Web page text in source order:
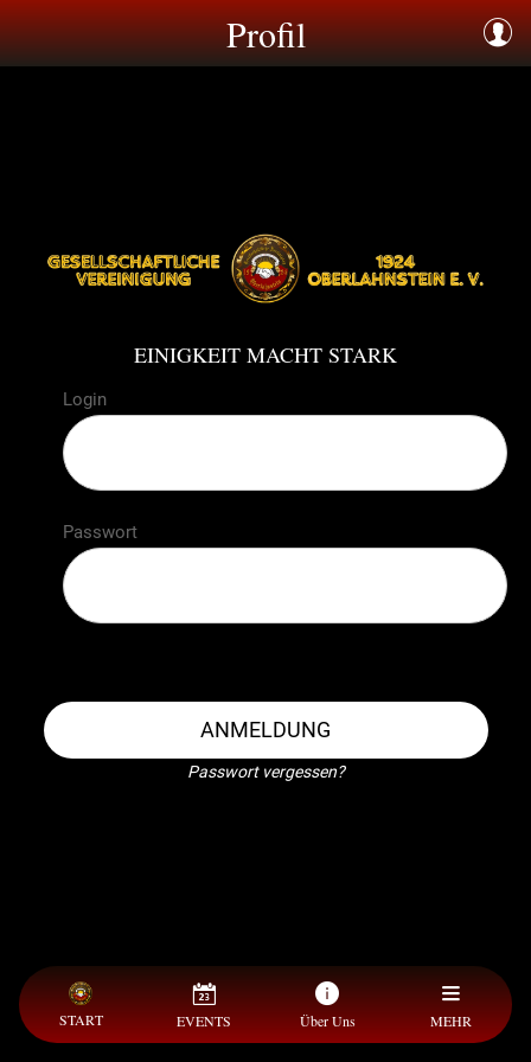
Profil
EINIGKEIT MACHT STARK
Login
Passwort
ANMELDUNG
Passwort vergessen?
START EVENTS Über Uns MEHR